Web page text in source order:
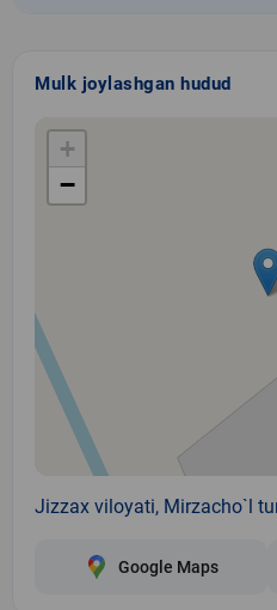
Mulk joylashgan hudud
+
−
Jizzax viloyati, Mirzacho`l
Google Maps